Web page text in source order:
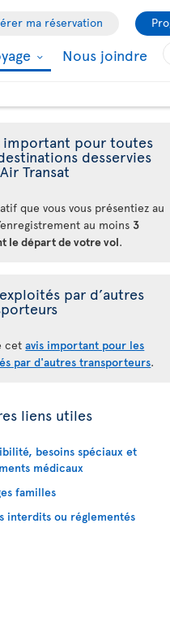
ma réservation
Nous joindre
important pour toutes
desservies
Transat
que vous vous présentiez au
au moins 3
le départ de votre vol.
par d’autres
cetavis important pour les
par d'autres transporteurs.
liens utiles
besoins spéciaux et
médicaux
familles
interdits ou réglementés